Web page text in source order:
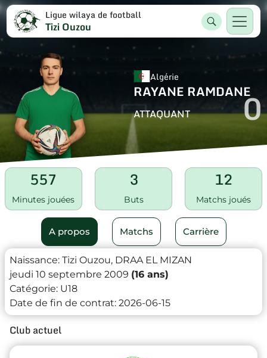
Ligue wilaya de football
Tizi Ouzou
Algérie
RAYANE RAMDANE
ATTAQUANT 0
557
Minutes jouées
3
Buts
12
Matchs joués
A propos Matchs Carrière
Naissance: Tizi Ouzou, DRAA EL MIZAN
jeudi 10 septembre 2009 (16 ans)
Catégorie: U18
Date de fin de contrat: 2026-06-15
Club actuel